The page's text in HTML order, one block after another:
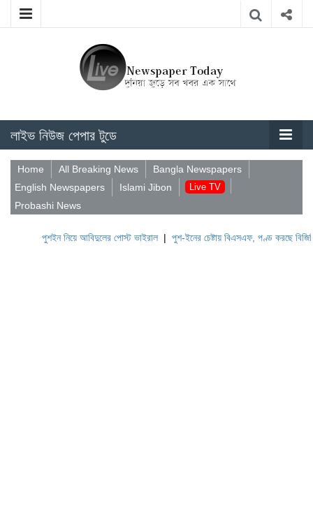
লাইভ নিউজ পেপার টুডে
Home All Breaking News
Bangla Newspapers
English Newspapers
Islami Jibon Live TV
Probashi News
পুশইন নিয়ে আবিদুলের পোস্ট ভাইরাল| পুশ-ইনের চেষ্টায় বিএসএফ, পণ্ড করছে বিজিবি|